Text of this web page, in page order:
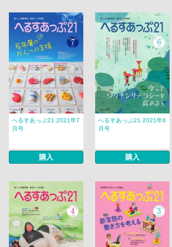
へるすあっぷ21 2021年7
月号
購入
へるすあっぷ21 2021年6
月号
購入